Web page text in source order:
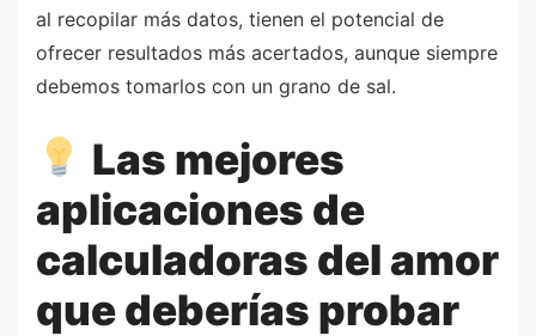
al recopilar más datos, tienen el potencial de
ofrecer resultados más acertados, aunque siempre
debemos tomarlos con un grano de sal.
Las mejores
aplicaciones de
calculadoras del amor
que deberías probar